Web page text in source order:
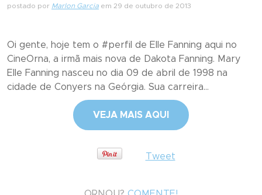
postado por Marlon Garcia em 29 de outubro de 2013
Oi gente, hoje tem o #perfil de Elle Fanning aqui no
CineOrna, a irmã mais nova de Dakota Fanning. Mary
Elle Fanning nasceu no dia 09 de abril de 1998 na
cidade de Conyers na Geórgia. Sua carreira...
VEJA MAIS AQUI
Tweet